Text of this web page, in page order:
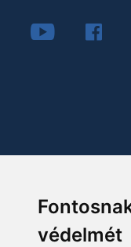
védelmét